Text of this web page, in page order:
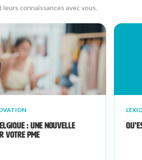
connaissances avec vous.
: Une nouvelle
votre PME